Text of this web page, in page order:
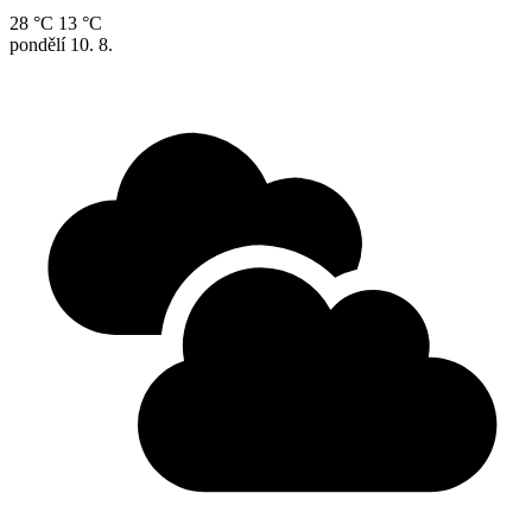
28 °C 13 °C
pondělí 10. 8.